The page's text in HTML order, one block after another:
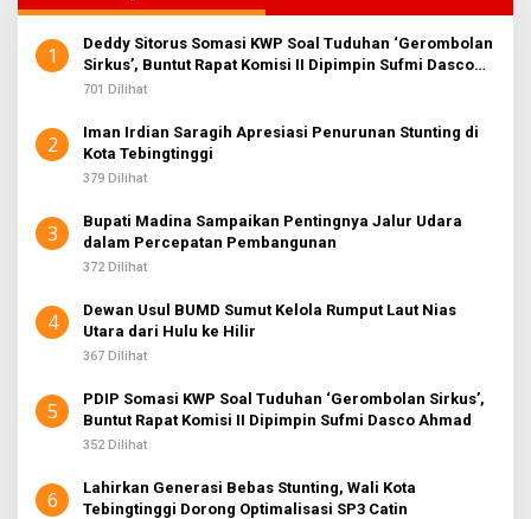
1
Deddy Sitorus Somasi KWP Soal Tuduhan ‘Gerombolan
Sirkus’, Buntut Rapat Komisi II Dipimpin Sufmi Dasco
Ahmad
701 Dilihat
2
Iman Irdian Saragih Apresiasi Penurunan Stunting di
Kota Tebingtinggi
379 Dilihat
3
Bupati Madina Sampaikan Pentingnya Jalur Udara
dalam Percepatan Pembangunan
372 Dilihat
4
Dewan Usul BUMD Sumut Kelola Rumput Laut Nias
Utara dari Hulu ke Hilir
367 Dilihat
5
PDIP Somasi KWP Soal Tuduhan ‘Gerombolan Sirkus’,
Buntut Rapat Komisi II Dipimpin Sufmi Dasco Ahmad
352 Dilihat
6
Lahirkan Generasi Bebas Stunting, Wali Kota
Tebingtinggi Dorong Optimalisasi SP3 Catin